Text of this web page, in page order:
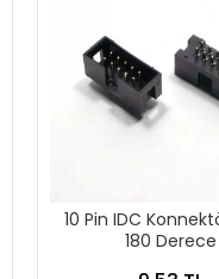
10 Pin IDC
180 Derece